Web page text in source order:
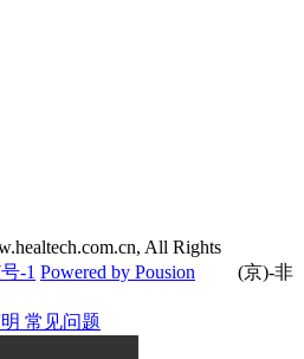
All Rights
-1 Powered by Pousion
(京)-非
常见问题